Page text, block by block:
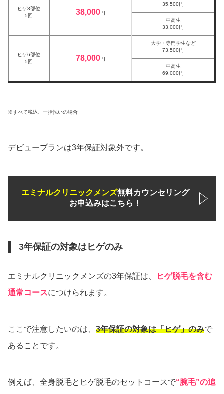
ヒゲ3部位
5回
38,000円
35,500円
中高生
33,000円
ヒゲ6部位
5回
78,000円
大学・専門学生など
73,500円
中高生
69,000円
※すべて税込、一括払いの場合
デビュープランは3年保証対象外です。
エミナルクリニックメンズ無料カウンセリング
お申込みはこちら！
3年保証の対象はヒゲのみ
エミナルクリニックメンズの3年保証は、
ヒゲ脱毛を含む
通常コースにつけられます。
ここで注意したいのは、 3年保証の対象は「ヒゲ」のみで
あることです。
例えば、全身脱毛とヒゲ脱毛のセットコースで“腕毛”の追